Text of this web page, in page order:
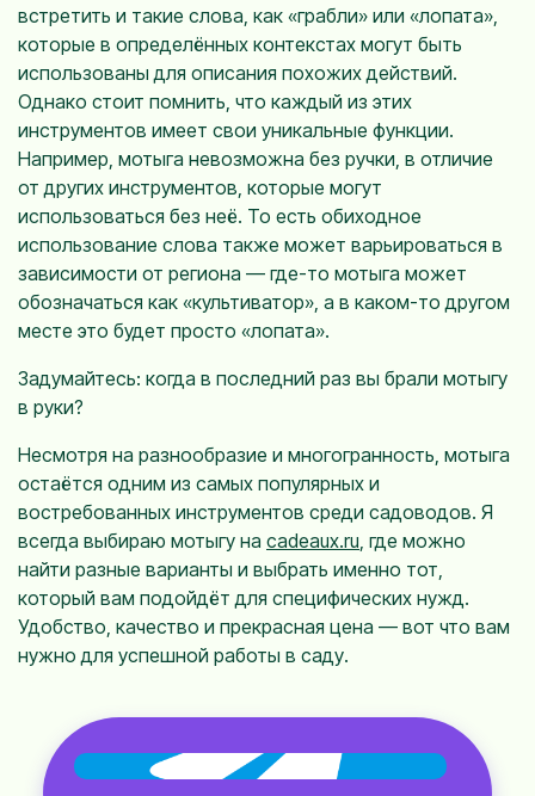
встретить и такие слова, как «грабли» или «лопата»,
которые в определённых контекстах могут быть
использованы для описания похожих действий.
Однако стоит помнить, что каждый из этих
инструментов имеет свои уникальные функции.
Например, мотыга невозможна без ручки, в отличие
от других инструментов, которые могут
использоваться без неё. То есть обиходное
использование слова также может варьироваться в
зависимости от региона — где-то мотыга может
обозначаться как «культиватор», а в каком-то другом
месте это будет просто «лопата».
Задумайтесь: когда в последний раз вы брали мотыгу
в руки?
Несмотря на разнообразие и многогранность, мотыга
остаётся одним из самых популярных и
востребованных инструментов среди садоводов. Я
всегда выбираю мотыгу на cadeaux.ru , где можно
найти разные варианты и выбрать именно тот,
который вам подойдёт для специфических нужд.
Удобство, качество и прекрасная цена — вот что вам
нужно для успешной работы в саду.